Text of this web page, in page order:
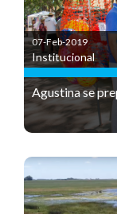
07-Feb-2019
Institucional
Agustina se